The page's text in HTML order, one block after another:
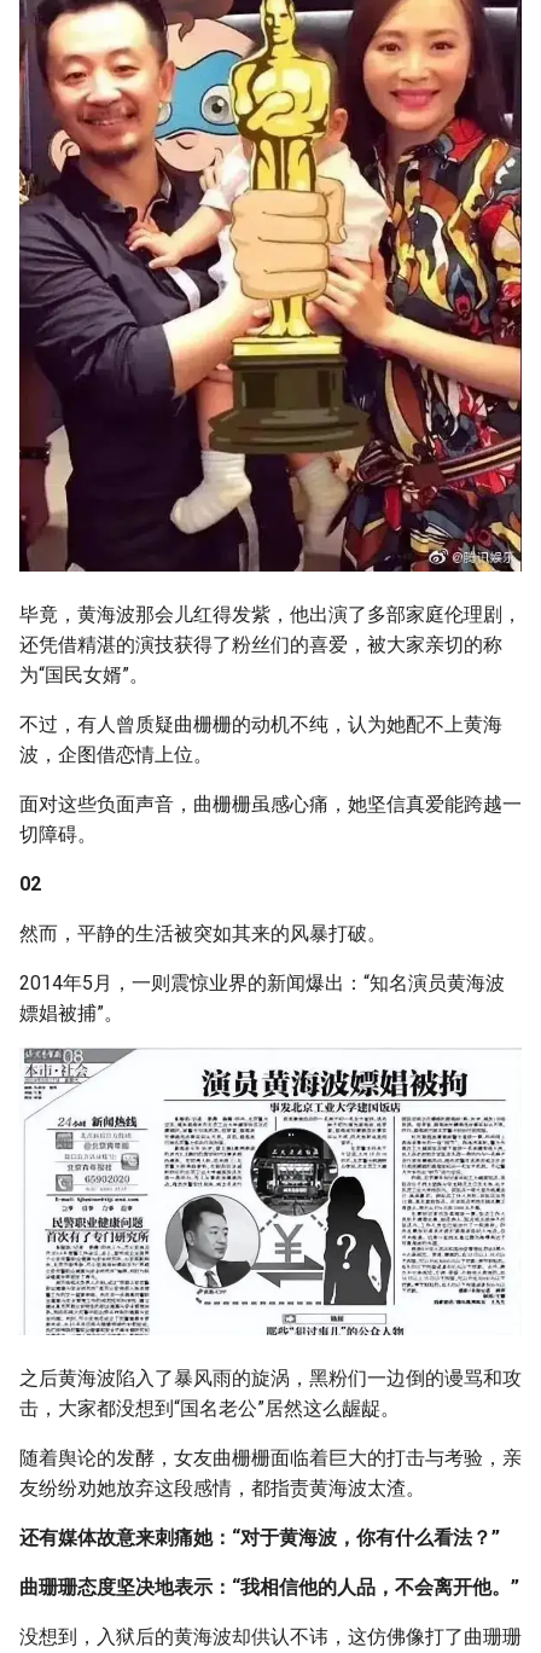
毕竟，黄海波那会儿红得发紫，他出演了多部家庭伦理剧，
还凭借精湛的演技获得了粉丝们的喜爱，被大家亲切的称
为“国民女婿”。
不过，有人曾质疑曲栅栅的动机不纯，认为她配不上黄海
波，企图借恋情上位。
面对这些负面声音，曲栅栅虽感心痛，她坚信真爱能跨越一
切障碍。
02
然而，平静的生活被突如其来的风暴打破。
2014年5月，一则震惊业界的新闻爆出：“知名演员黄海波
嫖娼被捕”。
之后黄海波陷入了暴风雨的旋涡，黑粉们一边倒的谩骂和攻
击，大家都没想到“国名老公”居然这么龌龊。
随着舆论的发酵，女友曲栅栅面临着巨大的打击与考验，亲
友纷纷劝她放弃这段感情，都指责黄海波太渣。
还有媒体故意来刺痛她：“对于黄海波，你有什么看法？”
曲珊珊态度坚决地表示：“我相信他的人品，不会离开他。”
没想到，入狱后的黄海波却供认不讳，这仿佛像打了曲珊珊